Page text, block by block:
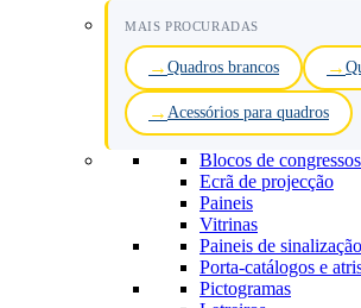
MAIS PROCURADAS
Quadros brancos
Acessórios para quadros
Blocos de
Ecrã de projecção
Paineis
Vitrinas
Paineis de sinalização
Porta-catálogos e
Pictogramas